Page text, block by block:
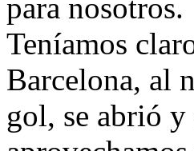
para nosotros.
Teníamos
Barcelona, al
gol, se abrió